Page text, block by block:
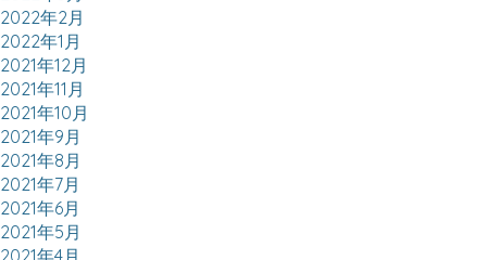
2022年2月
2022年1月
2021年12月
2021年11月
2021年10月
2021年9月
2021年8月
2021年7月
2021年6月
2021年5月
2021年4月